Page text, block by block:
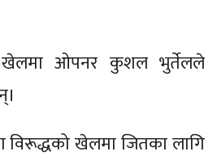
खेलमा ओपनर कुशल भुर्तेलले
विरूद्धको खेलमा जितका लागि